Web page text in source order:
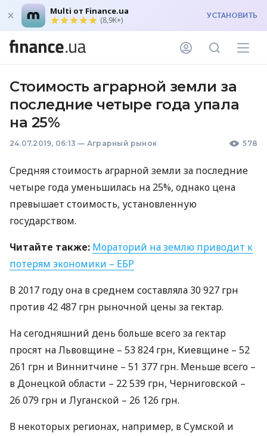
Multi от Finance.ua
(8,9K+) УСТАНОВИТЬ
Стоимость аграрной земли за
последние четыре года упала
на 25%
24.07.2019, 06:13 — Аграрный рынок 578
Средняя стоимость аграрной земли за последние
четыре года уменьшилась на 25%, однако цена
превышает стоимость, установленную
государством.
Читайте также: Мораторий на землю приводит к
потерям экономики – ЕБР
В 2017 году она в среднем составляла 30 927 грн
против 42 487 грн рыночной цены за гектар.
На сегодняшний день больше всего за гектар
просят на Львовщине – 53 824 грн, Киевщине – 52
261 грн и Виннитчине – 51 377 грн. Меньше всего –
в Донецкой области – 22 539 грн, Черниговской –
26 079 грн и Луганской – 26 126 грн.
В некоторых регионах, например, в Сумской и